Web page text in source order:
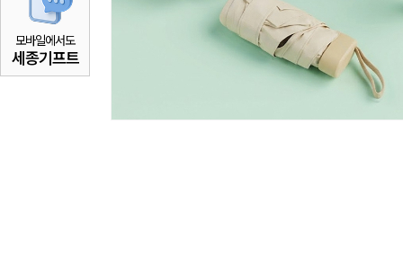
모바일에서도
세종기프트